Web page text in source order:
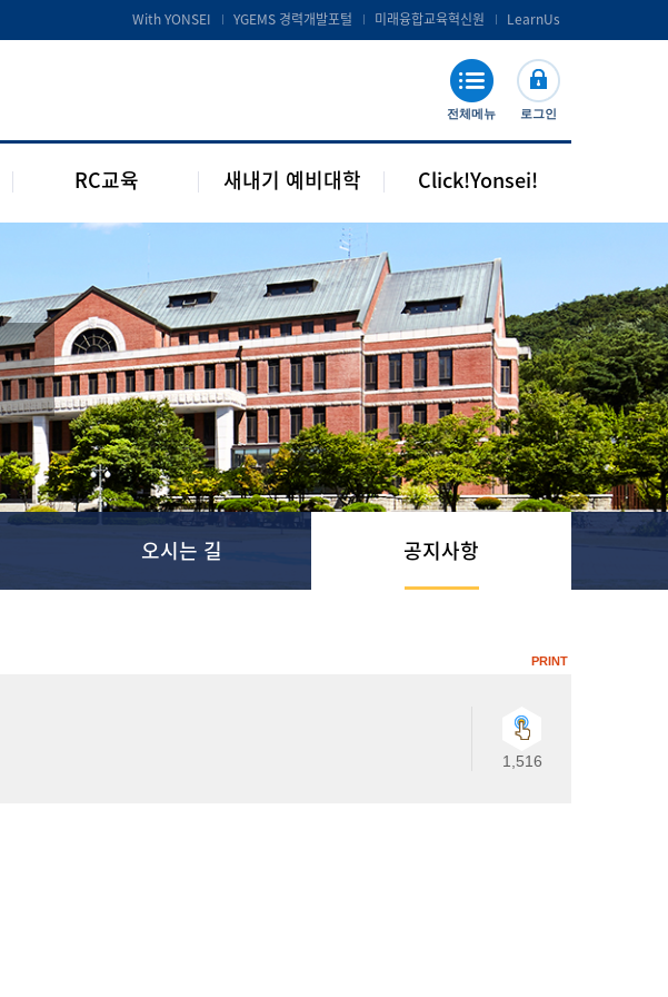
LearnUs
미래융합교육혁신원
YGEMS 경력개발포털
With YONSEI
로그인
전체메뉴
RC교육 새내기 예비대학 Click!Yonsei!
RC 교육과정
1학년 RC
공지 및 자료실
연세포탈서비스 및 LearnUs
S-Campus 서비스
학습지원
기타안내
오시는 길 공지사항
PRINT
1,516